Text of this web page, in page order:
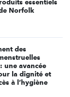
essentiels
Norfolk
des
une avancée
la dignité et
à l’hygiène